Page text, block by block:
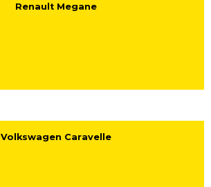
Renault Megane
Volkswagen Caravelle